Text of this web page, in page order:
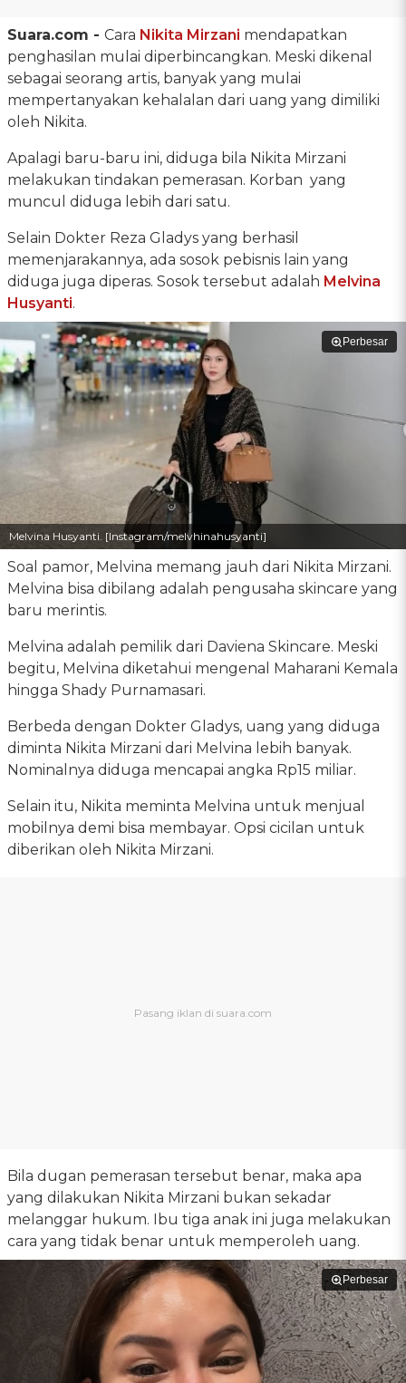
Suara.com - Cara Nikita Mirzani mendapatkan
penghasilan mulai diperbincangkan. Meski dikenal
sebagai seorang artis, banyak yang mulai
mempertanyakan kehalalan dari uang yang dimiliki
oleh Nikita.
Apalagi baru-baru ini, diduga bila Nikita Mirzani
melakukan tindakan pemerasan. Korban yang
muncul diduga lebih dari satu.
Selain Dokter Reza Gladys yang berhasil
memenjarakannya, ada sosok pebisnis lain yang
diduga juga diperas. Sosok tersebut adalah Melvina
Husyanti.
Perbesar
Melvina Husyanti. [Instagram/melvhinahusyanti]
Soal pamor, Melvina memang jauh dari Nikita Mirzani.
Melvina bisa dibilang adalah pengusaha skincare yang
baru merintis.
Melvina adalah pemilik dari Daviena Skincare. Meski
begitu, Melvina diketahui mengenal Maharani Kemala
hingga Shady Purnamasari.
Berbeda dengan Dokter Gladys, uang yang diduga
diminta Nikita Mirzani dari Melvina lebih banyak.
Nominalnya diduga mencapai angka Rp15 miliar.
Selain itu, Nikita meminta Melvina untuk menjual
mobilnya demi bisa membayar. Opsi cicilan untuk
diberikan oleh Nikita Mirzani.
Bila dugan pemerasan tersebut benar, maka apa
yang dilakukan Nikita Mirzani bukan sekadar
melanggar hukum. Ibu tiga anak ini juga melakukan
cara yang tidak benar untuk memperoleh uang.
Perbesar